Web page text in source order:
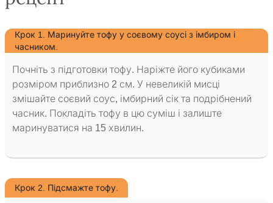
Крок 1. Маринуйте тофу у соєвому соусі з імбиром і
часником.
Почніть з підготовки тофу. Наріжте його кубиками
розміром приблизно 2 см. У невеликій мисці
змішайте соєвий соус, імбирний сік та подрібнений
часник. Покладіть тофу в цю суміш і залиште
маринуватися на 15 хвилин.
Крок 2. Підсмажте тофу.